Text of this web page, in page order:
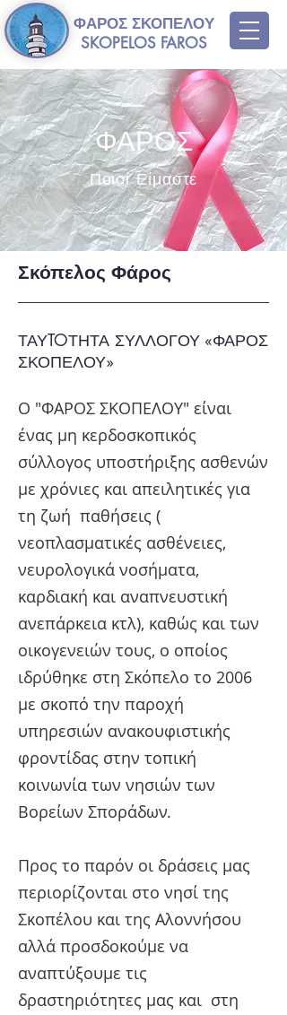
ΦΑΡΟΣ ΣΚΟΠΕΛΟΥ
SKOPELOS FAROS
ΦΑΡΟΣ
Ποιοί Είμαστε
Σκόπελος Φάρος
ΤΑΥTOΤΗΤΑ ΣΥΛΛΟΓΟΥ «ΦΑΡΟΣ
ΣΚΟΠΕΛΟΥ»
Ο "ΦΑΡΟΣ ΣΚΟΠΕΛΟΥ" είναι
ένας μη κερδοσκοπικός
σύλλογος υποστήριξης ασθενών
με χρόνιες και απειλητικές για
τη ζωή παθήσεις (
νεοπλασματικές ασθένειες,
νευρολογικά νοσήματα,
καρδιακή και αναπνευστική
ανεπάρκεια κτλ), καθώς και των
οικογενειών τους, ο οποίος
ιδρύθηκε στη Σκόπελο το 2006
με σκοπό την παροχή
υπηρεσιών ανακουφιστικής
φροντίδας στην τοπική
κοινωνία των νησιών των
Βορείων Σποράδων.
Προς το παρόν οι δράσεις μας
περιορίζονται στο νησί της
Σκοπέλου και της Αλοννήσου
αλλά προσδοκούμε να
αναπτύξουμε τις
δραστηριότητες μας και στη